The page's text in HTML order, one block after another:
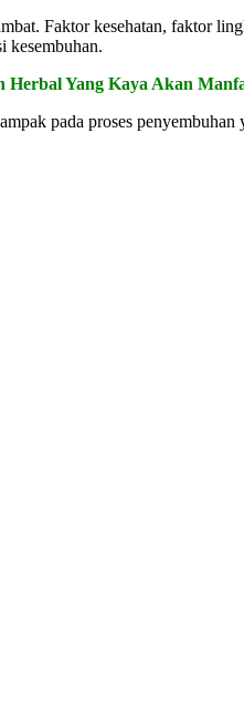
Faktor kesehatan, faktor
kesembuhan.
Herbal Yang Kaya Akan
pada proses penyembuhan